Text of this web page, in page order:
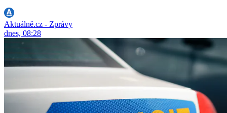
Aktuálně.cz - Zprávy
dnes, 08:28